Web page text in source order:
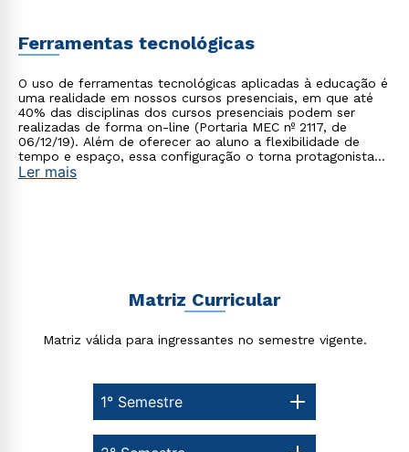
Ferramentas tecnológicas
O uso de ferramentas tecnológicas aplicadas à educação é
uma realidade em nossos cursos presenciais, em que até
40% das disciplinas dos cursos presenciais podem ser
realizadas de forma on-line (Portaria MEC nº 2117, de
06/12/19). Além de oferecer ao aluno a flexibilidade de
tempo e espaço, essa configuração o torna protagonista
no processo de construção do seu conhecimento.
Ler mais
Matriz Curricular
Matriz válida para ingressantes no semestre vigente.
1° Semestre
Rápido e fácil
WhatsApp
autorizo que meus dados sejam utilizados para o